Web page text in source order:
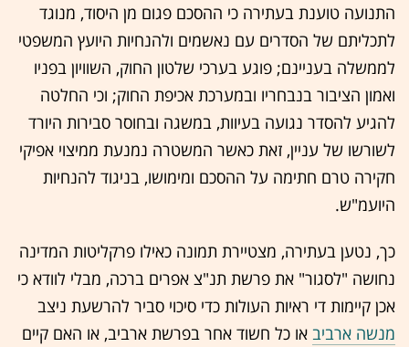
התנועה טוענת בעתירה כי ההסכם פגום מן היסוד, מנוגד
לתכליתם של הסדרים עם נאשמים ולהנחיות היועץ המשפטי
לממשלה בעניינם; פוגע בערכי שלטון החוק, השוויון בפניו
ואמון הציבור בנבחריו ובמערכת אכיפת החוק; וכי החלטה
להגיע להסדר נגועה בעיוות, במשגה ובחוסר סבירות היורד
לשורשו של עניין, זאת כאשר המשטרה נמנעת ממיצוי אפיקי
חקירה טרם חתימה על ההסכם ומימושו, בניגוד להנחיות
היועמ"ש.
כך, נטען בעתירה, מצטיירת תמונה כאילו פרקליטות המדינה
נחושה "לסגור" את פרשת תנ"צ אפרים ברכה, מבלי לוודא כי
אכן קיימות די ראיות העולות כדי סיכוי סביר להרשעת ניצב
מנשה ארביב או כל חשוד אחר בפרשת ארביב, או האם קיים